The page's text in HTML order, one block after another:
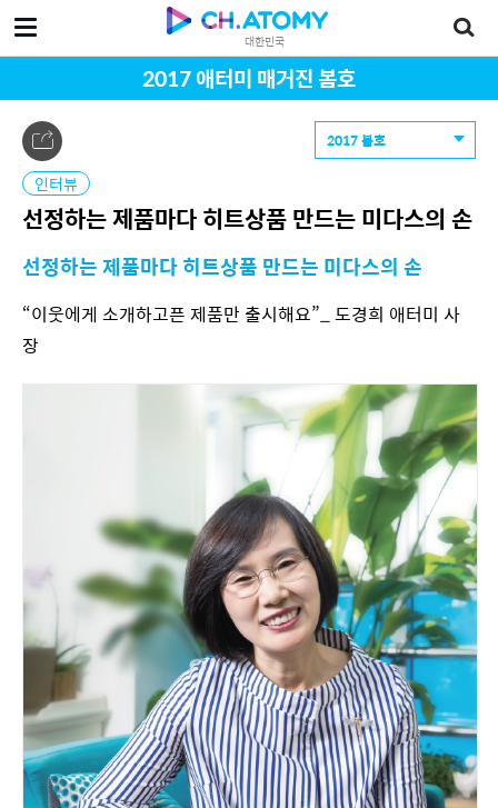
대한민국
2017 애터미 매거진 봄호
2017 봄호
인터뷰
선정하는 제품마다 히트상품 만드는 미다스의 손
선정하는 제품마다 히트상품 만드는 미다스의 손
“이웃에게 소개하고픈 제품만 출시해요”_ 도경희 애터미 사
장